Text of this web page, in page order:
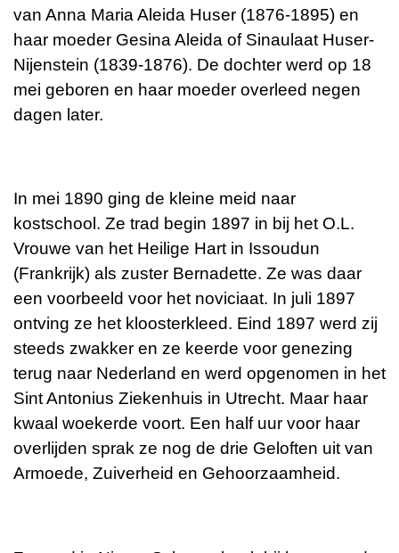
van Anna Maria Aleida Huser (1876-1895) en
haar moeder Gesina Aleida of Sinaulaat Huser-
Nijenstein (1839-1876). De dochter werd op 18
mei geboren en haar moeder overleed negen
dagen later.
In mei 1890 ging de kleine meid naar
kostschool. Ze trad begin 1897 in bij het O.L.
Vrouwe van het Heilige Hart in Issoudun
(Frankrijk) als zuster Bernadette. Ze was daar
een voorbeeld voor het noviciaat. In juli 1897
ontving ze het kloosterkleed. Eind 1897 werd zij
steeds zwakker en ze keerde voor genezing
terug naar Nederland en werd opgenomen in het
Sint Antonius Ziekenhuis in Utrecht. Maar haar
kwaal woekerde voort. Een half uur voor haar
overlijden sprak ze nog de drie Geloften uit van
Armoede, Zuiverheid en Gehoorzaamheid.